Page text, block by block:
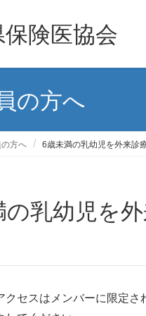
の方へ
方へ 6歳未満の乳幼児を外来診
クセスはメンバーに限定